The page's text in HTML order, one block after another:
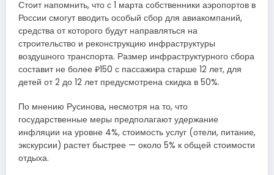
Стоит напомнить, что с 1 марта собственники аэропортов в
России смогут вводить особый сбор для авиакомпаний,
средства от которого будут направляться на
строительство и реконструкцию инфраструктуры
воздушного транспорта. Размер инфраструктурного сбора
составит не более ₽150 с пассажира старше 12 лет, для
детей от 2 до 12 лет предусмотрена скидка в 50%.
По мнению Русинова, несмотря на то, что
государственные меры предполагают удержание
инфляции на уровне 4%, стоимость услуг (отели, питание,
экскурсии) растет быстрее — около 5% к общей стоимости
отдыха.